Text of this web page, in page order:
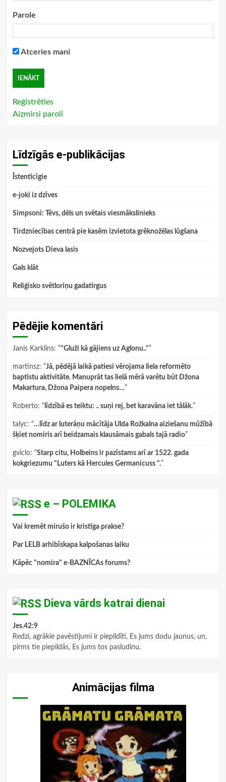
Parole
Atceries mani
Reģistrēties
Aizmirsi paroli
Līdzīgās e-publikācijas
Īstenticīgie
e-joki iz dzīves
Simpsoni: Tēvs, dēls un svētais viesmākslinieks
Tirdzniecības centrā pie kasēm izvietota grēknožēlas lūgšana
Nozvejots Dieva lasis
Gals klāt
Reliģisko svētloriņu gadatirgus
Pēdējie komentāri
Janis Karklins: “"Gluži kā gājiens uz Aglonu.."”
martinsz: “Jā, pēdējā laikā patiesi vērojama liela reformēto
baptistu aktivitāte. Manuprāt tas lielā mērā varētu būt Džona
Makartura, Džona Paipera nopelns…”
Roberto: “ līdzībā es teiktu: .. suņi rej, bet karavāna iet tālāk.”
talyc: “…līdz ar luterāņu mācītāja Ulda Rožkalna aiziešanu mūžībā
šķiet nomiris arī beidzamais klausāmais gabals tajā radio”
gviclo: “Starp citu, Holbeins ir pazīstams arī ar 1522. gada
kokgriezumu "Luters kā Hercules Germanicuss ".”
e – POLEMIKA
Vai kremēt mirušo ir kristīga prakse?
Par LELB arhibīskapa kalpošanas laiku
Kāpēc "nomira" e-BAZNĪCAs forums?
Dieva vārds katrai dienai
Jes.42:9
Redzi, agrākie pavēstījumi ir piepildīti, Es jums dodu jaunus, un,
pirms tie piepildās, Es jums tos pasludinu.
Animācijas filma